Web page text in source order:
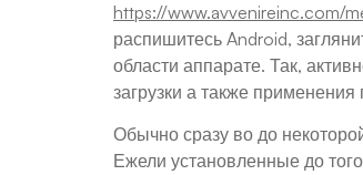
https://www.avvenireinc.com/
распишитесь Android,
области аппарате. Так,
загрузки а также
Обычно сразу во до
Ежели установленные до